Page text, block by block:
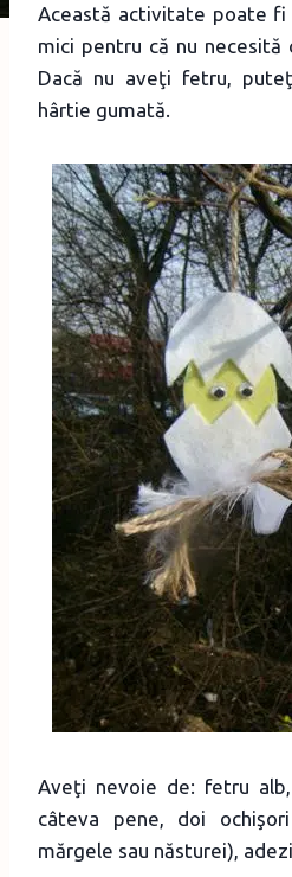
Această activitate poate fi
mici pentru că nu necesită
Dacă nu aveţi fetru,
hârtie gumată.
Aveţi nevoie de: fetru
câteva pene, doi
mărgele sau năsturei),